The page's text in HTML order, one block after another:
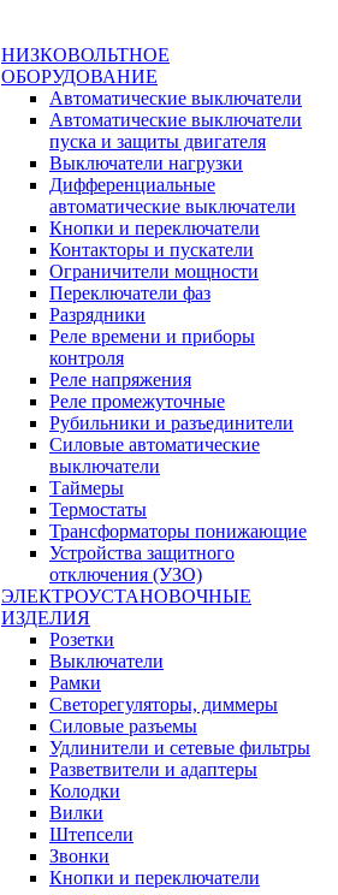
НИЗКОВОЛЬТНОЕ
ОБОРУДОВАНИЕ
Автоматические выключатели
Автоматические выключатели
пуска и защиты двигателя
Выключатели нагрузки
Дифференциальные
автоматические выключатели
Кнопки и переключатели
Контакторы и пускатели
Ограничители мощности
Переключатели фаз
Разрядники
Реле времени и приборы
контроля
Реле напряжения
Реле промежуточные
Рубильники и разъединители
Силовые автоматические
выключатели
Таймеры
Термостаты
Трансформаторы понижающие
Устройства защитного
отключения (УЗО)
ЭЛЕКТРОУСТАНОВОЧНЫЕ
ИЗДЕЛИЯ
Розетки
Выключатели
Рамки
Светорегуляторы, диммеры
Силовые разъемы
Удлинители и сетевые фильтры
Разветвители и адаптеры
Колодки
Вилки
Штепсели
Звонки
Кнопки и переключатели